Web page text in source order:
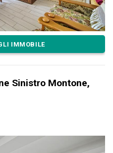
IMMOBILE
Sinistro Montone,